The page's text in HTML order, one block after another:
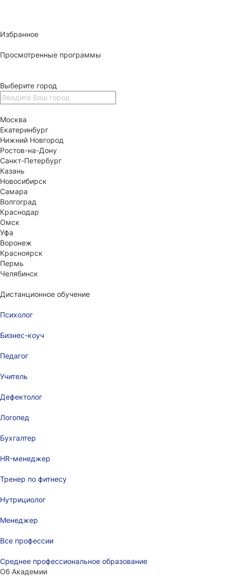
Избранное
Просмотренные программы
Выберите город
Москва
Екатеринбург
Нижний Новгород
Ростов-на-Дону
Санкт-Петербург
Казань
Новосибирск
Самара
Волгоград
Краснодар
Омск
Уфа
Воронеж
Красноярск
Пермь
Челябинск
Дистанционное обучение
Психолог
Бизнес-коуч
Педагог
Учитель
Дефектолог
Логопед
Бухгалтер
HR-менеджер
Тренер по фитнесу
Нутрициолог
Менеджер
Все профессии
Среднее профессиональное образование
Об Академии